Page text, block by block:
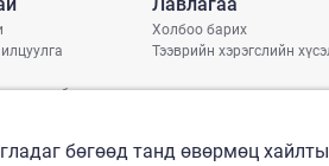
бодлого
Холбоо барих
Тээврийн хэрэгслийн
бөгөөд танд өвөрмөц